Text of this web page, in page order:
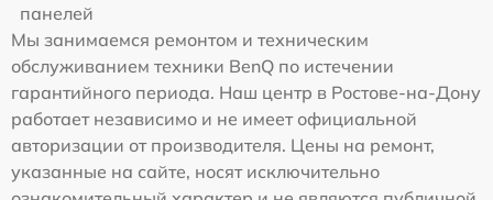
панелей
Мы занимаемся ремонтом и техническим
обслуживанием техники BenQ по истечении
гарантийного периода. Наш центр в Ростове-на-Дону
работает независимо и не имеет официальной
авторизации от производителя. Цены на ремонт,
указанные на сайте, носят исключительно